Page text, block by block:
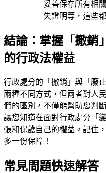
妥善保存所有相
失證明等，這些
結論：掌握「撤銷
的行政法權益
行政處分的「撤銷」與「廢
兩種不同方式，但兩者對人
們的區別，不僅能幫助您判
讓您知道在面對行政處分「
張和保護自己的權益。記住
多一份保障！
常見問題快速解答